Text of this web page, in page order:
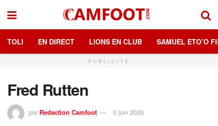
TOLI EN DIRECT LIONS EN CLUB SAMUEL ETO’O
PUBLICITÉ
Fred Rutten
par Redaction Camfoot 5 juin 2026